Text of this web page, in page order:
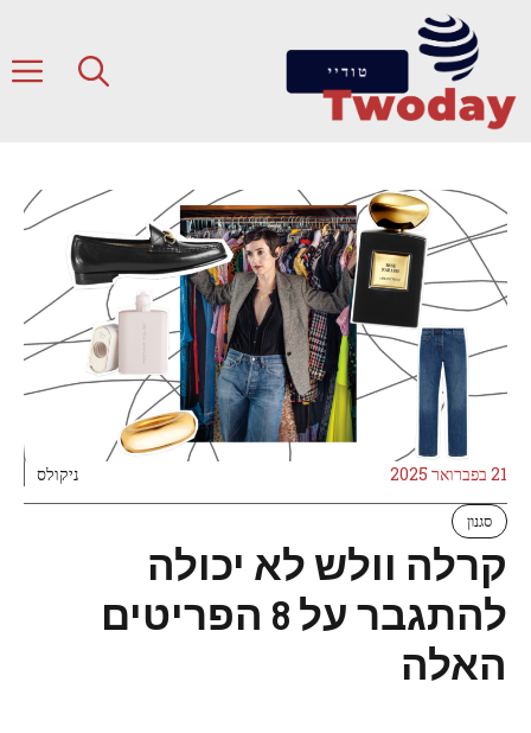
21 בפברואר 2025 ניקולס
סגנון
קרלה וולש לא יכולה
להתגבר על 8 הפריטים
האלה